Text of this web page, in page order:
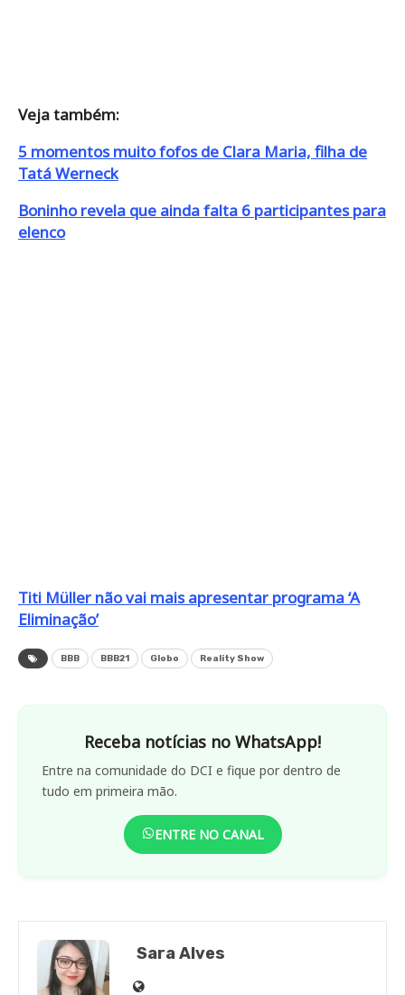
Veja também:
5 momentos muito fofos de Clara Maria, filha de
Tatá Werneck
Boninho revela que ainda falta 6 participantes para
elenco
Titi Müller não vai mais apresentar programa ‘A
Eliminação’
BBB BBB21 Globo Reality Show
Receba notícias no WhatsApp!
Entre na comunidade do DCI e fique por dentro de
tudo em primeira mão.
ENTRE NO CANAL
Sara Alves
Site